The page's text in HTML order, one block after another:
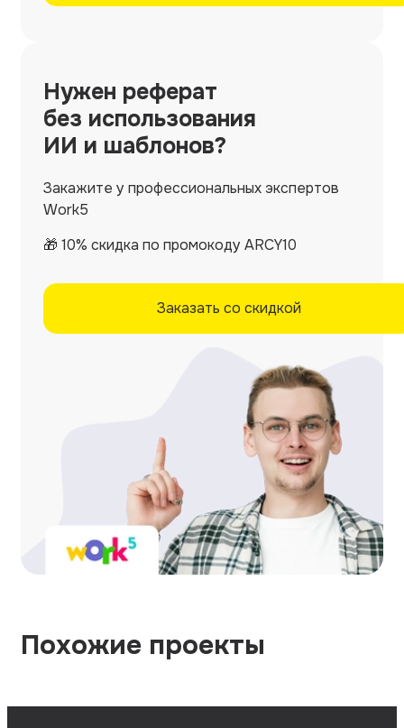
Нужен реферат
без использования
ИИ и шаблонов?
Закажите у профессиональных экспертов
Work5
🎁 10% скидка по промокоду ARCY10
Заказать со скидкой
Похожие проекты